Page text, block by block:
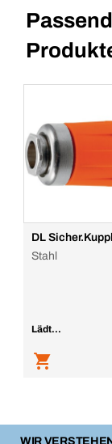
DL
Stahl
Lädt...
WIR